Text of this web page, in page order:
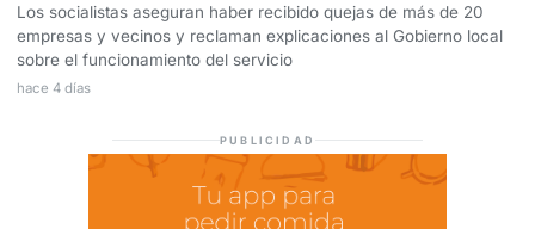
Los socialistas aseguran haber recibido quejas de más de 20
empresas y vecinos y reclaman explicaciones al Gobierno local
sobre el funcionamiento del servicio
hace 4 días
PUBLICIDAD